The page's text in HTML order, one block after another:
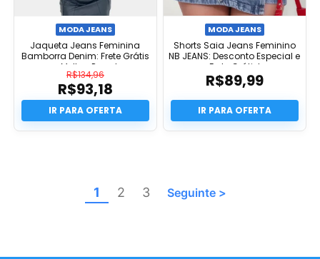
MODA JEANS
Jaqueta Jeans Feminina
Bamborra Denim: Frete Grátis
e Melhor Preço!
R$134,96
O
preço
original
era:
R$93,18
O
preço
atual
MODA JEANS
Shorts Saia Jeans Feminino
NB JEANS: Desconto Especial e
Frete Grátis!
R$89,99
1 2 3